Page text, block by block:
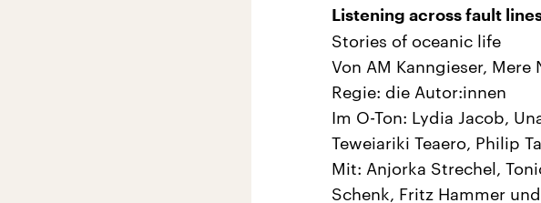
Listening across fault
Stories of oceanic life
Von AM Kanngieser,
Regie: die Autor:innen
Im O-Ton: Lydia Jacob,
Teweiariki Teaero, Philip
Mit: Anjorka Strechel,
Schenk, Fritz